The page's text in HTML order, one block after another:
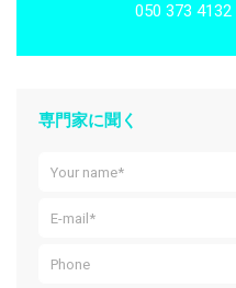
050 373 4132
専門家に聞く